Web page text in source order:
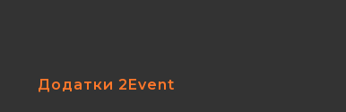
Додатки 2Event